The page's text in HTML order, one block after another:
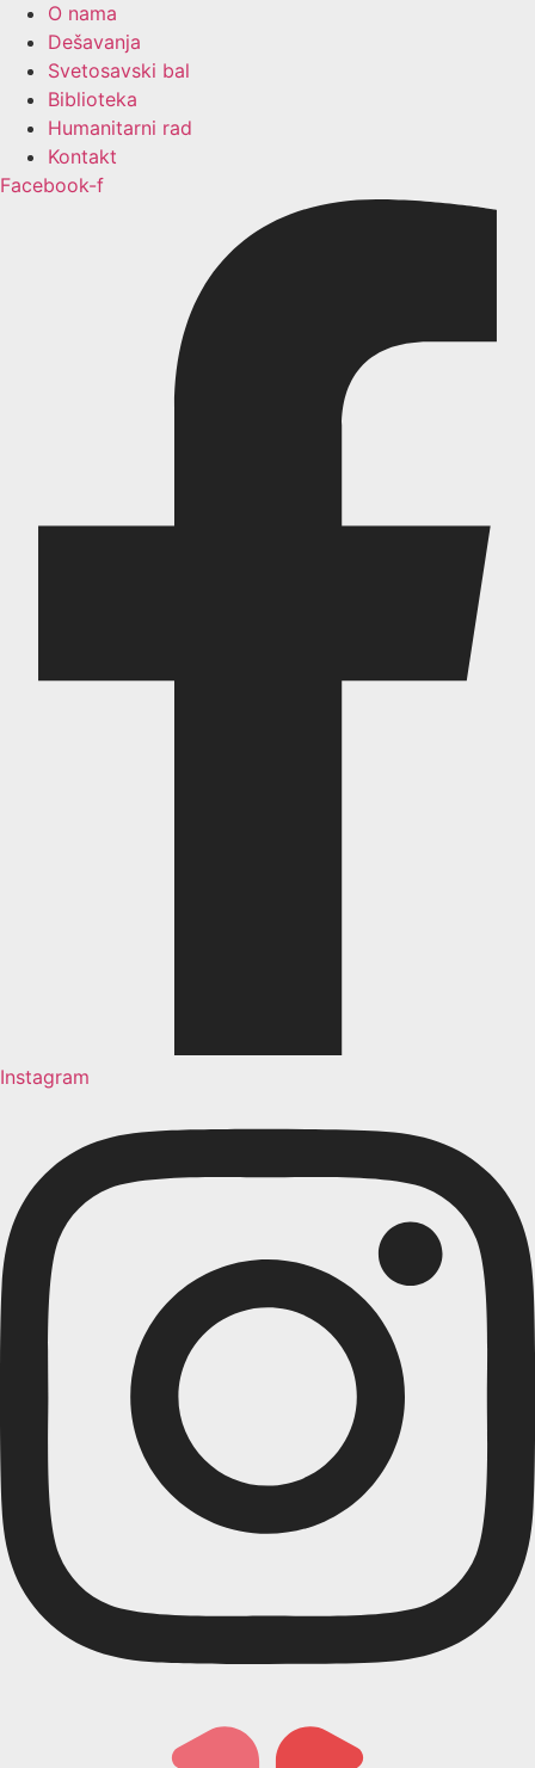
O nama
Dešavanja
Svetosavski bal
Biblioteka
Humanitarni rad
Kontakt
Facebook-f
Instagram